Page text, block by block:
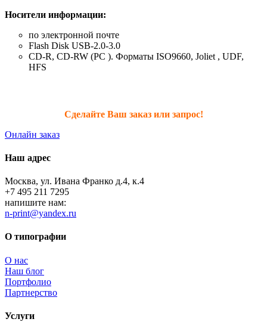
Носители информации:
по электронной почте
Flash Disk USB-2.0-3.0
CD-R, CD-RW (PC ). Форматы ISO9660, Joliet , UDF,
HFS
Сделайте Ваш заказ или запрос!
Онлайн заказ
Наш адрес
Москва, ул. Ивана Франко д.4, к.4
+7 495 211 7295
напишите нам:
n-print@yandex.ru
О типографии
О нас
Наш блог
Портфолио
Партнерство
Услуги